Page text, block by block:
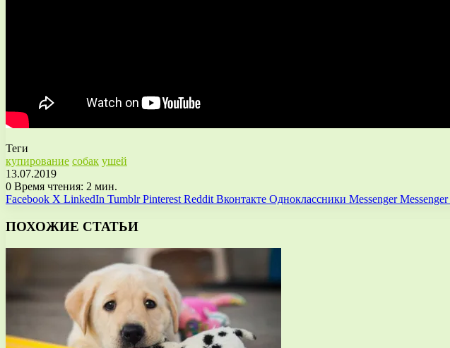
Теги
купирование собак ушей
13.07.2019
0 Время чтения: 2 мин.
Facebook X LinkedIn Tumblr Pinterest Reddit Вконтакте Одноклассники Messenger Messenger
ПОХОЖИЕ СТАТЬИ